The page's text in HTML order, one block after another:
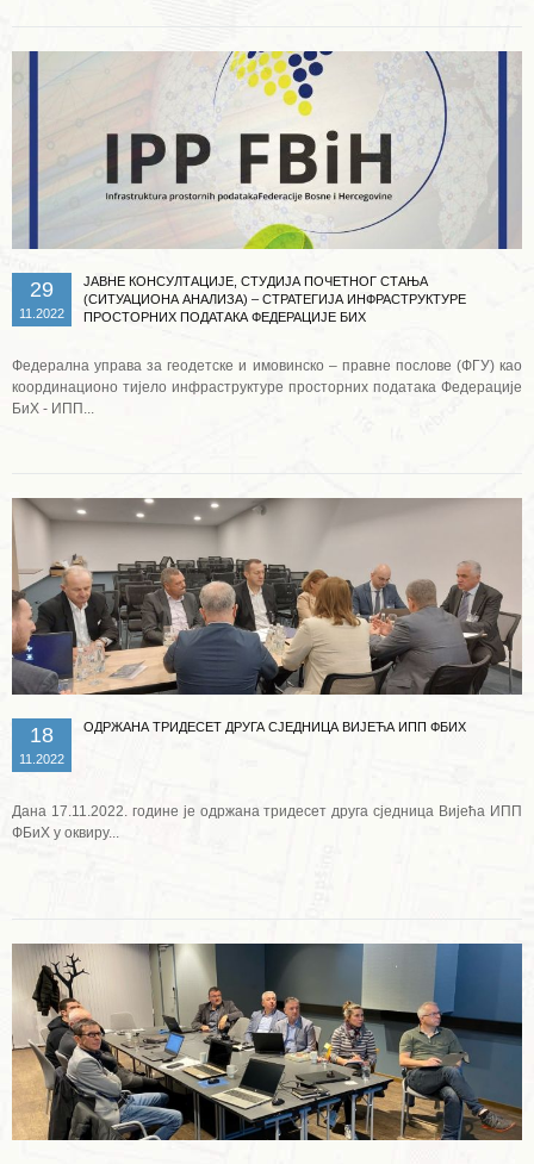
29
11.2022
ЈАВНЕ КОНСУЛТАЦИЈЕ, СТУДИЈА ПОЧЕТНОГ СТАЊА
(СИТУАЦИОНА АНАЛИЗА) – СТРАТЕГИЈА ИНФРАСТРУКТУРЕ
ПРОСТОРНИХ ПОДАТАКА ФЕДЕРАЦИЈЕ БИХ
Федерална управа за геодетске и имовинско – правне послове (ФГУ) као
координационо тијело инфраструктуре просторних података Федерације
БиХ - ИПП...
18
11.2022
ОДРЖАНА ТРИДЕСЕТ ДРУГА СЈЕДНИЦА ВИЈЕЋА ИПП ФБИХ
Дана 17.11.2022. године је одржана тридесет друга сједница Вијећа ИПП
ФБиХ у оквиру...